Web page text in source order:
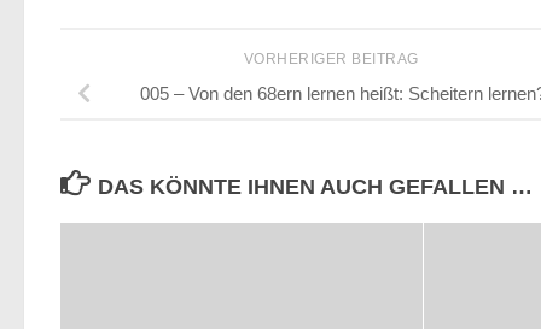
VORHERIGER BEITRAG
005 – Von den 68ern lernen heißt: Scheitern
DAS KÖNNTE IHNEN AUCH GEFALLEN …